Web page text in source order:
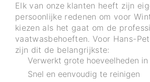
Elk van onze klanten heeft zijn
persoonlijke redenen om voor
kiezen als het gaat om de
vaatwasbehoeften. Voor Hans-
zijn dit de belangrijkste:
Verwerkt grote hoeveelheden
Snel en eenvoudig te reinigen